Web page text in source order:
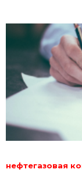
нефтегазовая